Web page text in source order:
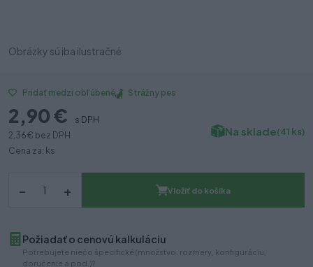
Obrázky sú iba ilustračné
Pridať medzi obľúbené Strážny pes
2,90 €
s DPH
2,36 € bez DPH
Cena za: ks
Na sklade(41 ks)
– + Vložiť do košíka
Požiadať o cenovú kalkuláciu
Potrebujete niečo špecifické (množstvo, rozmery, konfiguráciu,
doručenie a pod.)?